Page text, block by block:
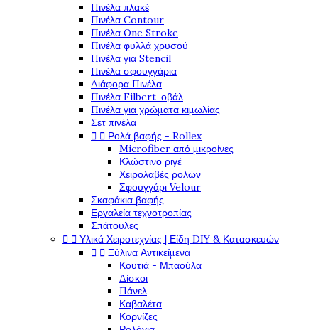
Πινέλα πλακέ
Πινέλα Contour
Πινέλα One Stroke
Πινέλα φυλλά χρυσού
Πινέλα για Stencil
Πινέλα σφουγγάρια
Διάφορα Πινέλα
Πινέλα Filbert-οβάλ
Πινέλα για χρώματα κιμωλίας
Σετ πινέλα
  Ρολά βαφής - Rollex
Microfiber από μικροίνες
Κλώστινο ριγέ
Χειρολαβές ρολών
Σφουγγάρι Velour
Σκαφάκια βαφής
Εργαλεία τεχνοτροπίας
Σπάτουλες
  Υλικά Χειροτεχνίας | Είδη DIY & Κατασκευών
  Ξύλινα Αντικείμενα
Κουτιά - Μπαούλα
Δίσκοι
Πάνελ
Καβαλέτα
Κορνίζες